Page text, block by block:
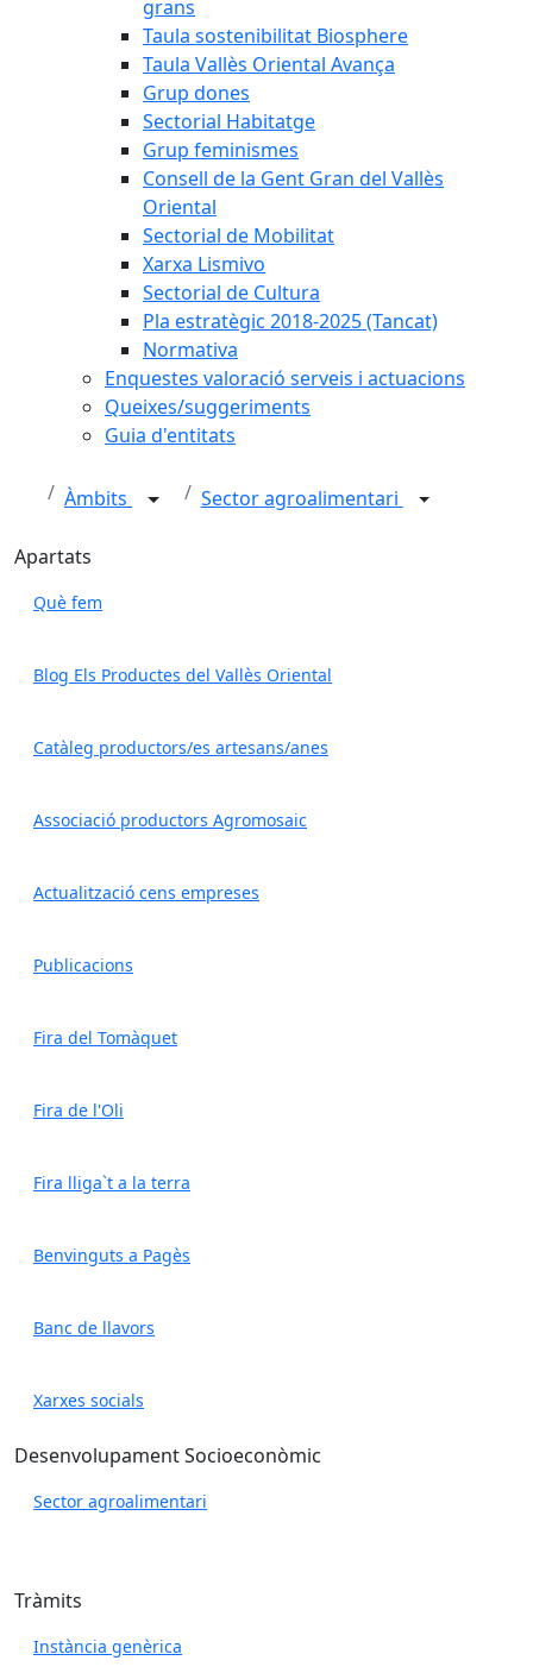
grans
Taula sostenibilitat Biosphere
Taula Vallès Oriental Avança
Grup dones
Sectorial Habitatge
Grup feminismes
Consell de la Gent Gran del Vallès
Oriental
Sectorial de Mobilitat
Xarxa Lismivo
Sectorial de Cultura
Pla estratègic 2018-2025 (Tancat)
Normativa
Enquestes valoració serveis i actuacions
Queixes/suggeriments
Guia d'entitats
Àmbits Sector agroalimentari
Apartats
Què fem
Blog Els Productes del Vallès Oriental
Catàleg productors/es artesans/anes
Associació productors Agromosaic
Actualització cens empreses
Publicacions
Fira del Tomàquet
Fira de l'Oli
Fira lliga`t a la terra
Benvinguts a Pagès
Banc de llavors
Xarxes socials
Desenvolupament Socioeconòmic
Sector agroalimentari
Tràmits
Instància genèrica